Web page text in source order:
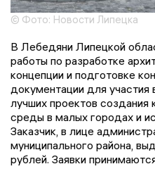
© Фото: Новости Липецка
В Лебедяни Липецкой
работы по разработке
концепции и подготовке
документации для
лучших проектов
среды в малых городах и
Заказчик, в лице
муниципального района,
рублей. Заявки